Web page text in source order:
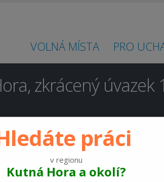
VOLNÁ MÍSTA PRO
zkrácený
na ni odpovědět
práci
v regionu
Kutná Hora a okolí?